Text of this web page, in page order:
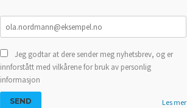
Jeg godtar at dere sender meg nyhetsbrev, og er
innforstått med vilkårene for bruk av personlig
informasjon
Les mer